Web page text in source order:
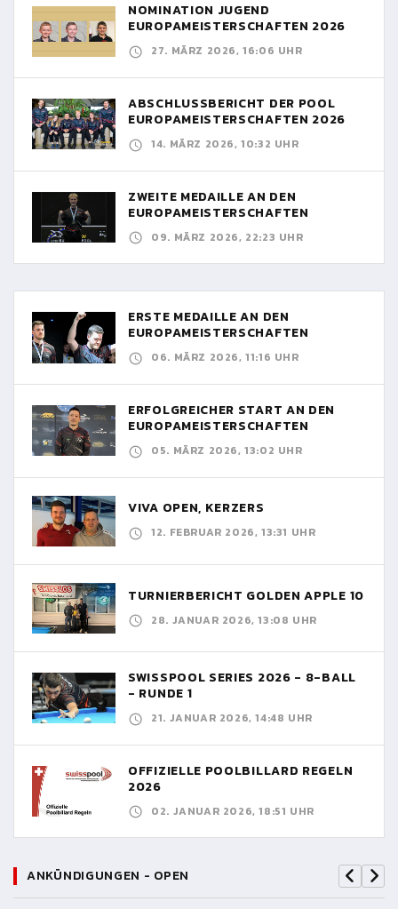
NOMINATION JUGEND
EUROPAMEISTERSCHAFTEN 2026
27. MÄRZ 2026, 16:06 UHR
ABSCHLUSSBERICHT DER POOL
EUROPAMEISTERSCHAFTEN 2026
14. MÄRZ 2026, 10:32 UHR
ZWEITE MEDAILLE AN DEN
EUROPAMEISTERSCHAFTEN
09. MÄRZ 2026, 22:23 UHR
ERSTE MEDAILLE AN DEN
EUROPAMEISTERSCHAFTEN
06. MÄRZ 2026, 11:16 UHR
ERFOLGREICHER START AN DEN
EUROPAMEISTERSCHAFTEN
05. MÄRZ 2026, 13:02 UHR
VIVA OPEN, KERZERS
12. FEBRUAR 2026, 13:31 UHR
TURNIERBERICHT GOLDEN APPLE 10
28. JANUAR 2026, 13:08 UHR
SWISSPOOL SERIES 2026 - 8-BALL
- RUNDE 1
21. JANUAR 2026, 14:48 UHR
OFFIZIELLE POOLBILLARD REGELN
2026
02. JANUAR 2026, 18:51 UHR
ANKÜNDIGUNGEN - OPEN